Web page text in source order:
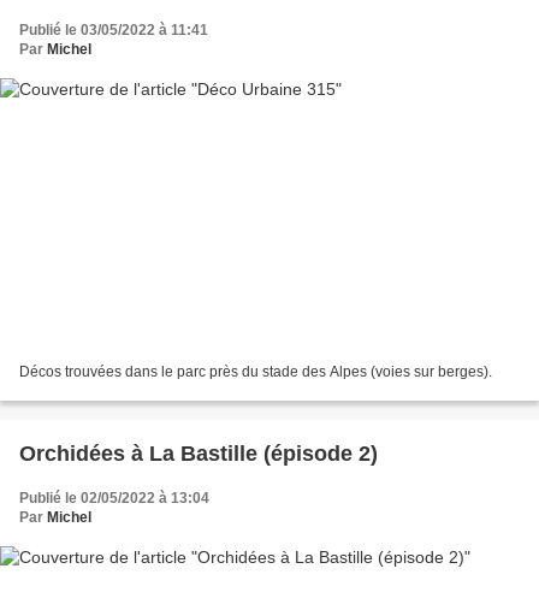
Publié le 03/05/2022 à 11:41
Par Michel
Décos trouvées dans le parc près du stade des Alpes (voies sur berges).
Orchidées à La Bastille (épisode 2)
Publié le 02/05/2022 à 13:04
Par Michel